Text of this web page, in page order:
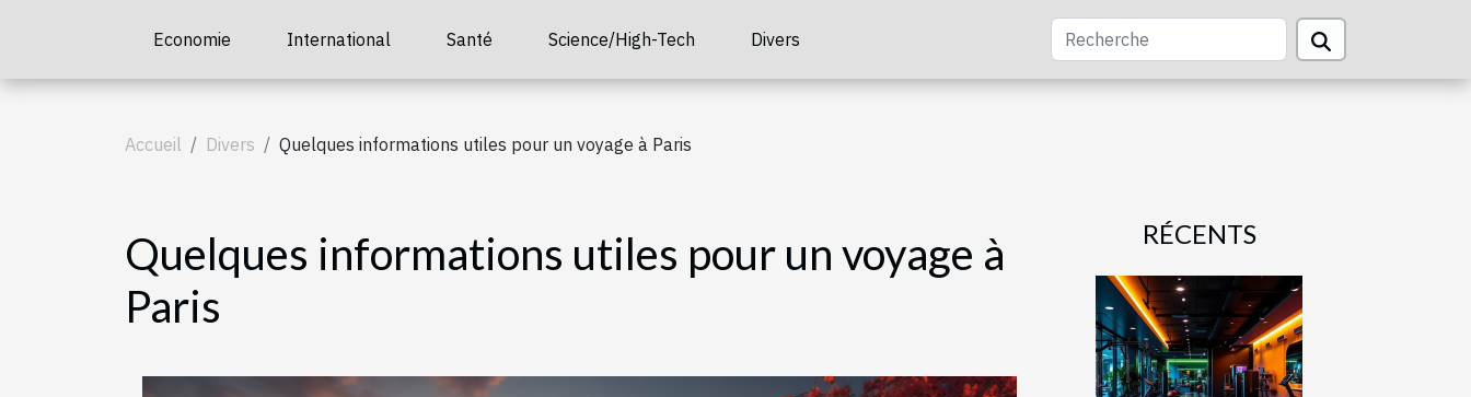
Economie International Santé Science/High-Tech Divers
Accueil Divers Quelques informations utiles pour un voyage à Paris
Quelques informations utiles pour un voyage à
Paris
RÉCENTS